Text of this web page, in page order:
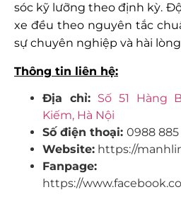
sóc kỹ lưỡng theo định kỳ.
xe đều theo nguyên tắc
sự chuyên nghiệp và hài
Thông tin liên hệ:
Địa chỉ: Số 51 Hàng
Kiếm, Hà Nội
Số điện thoại: 0988
Website: https://
Fanpage:
https://